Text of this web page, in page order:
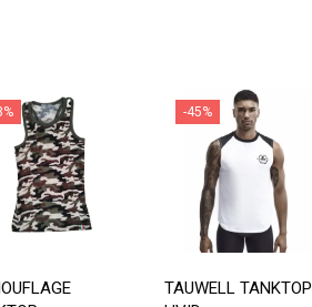
-45%
TAUWELL TANKTOP